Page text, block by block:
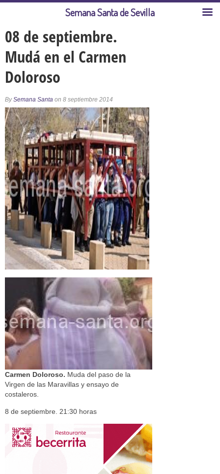
08 de septiembre.
Mudá en el Carmen
Doloroso
BySemana Santa on 8 septiembre 2014
Carmen Doloroso. Muda del paso de la
Virgen de las Maravillas y ensayo de
costaleros.
8 de septiembre. 21:30 horas
Semana Santa de Sevilla